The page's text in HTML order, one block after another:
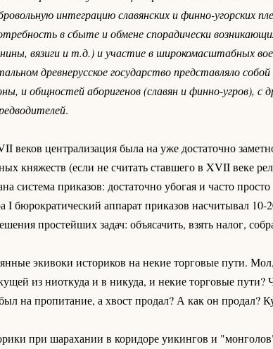
интеграцию славянских и финно-угорских
в сбыте и обмене спорадически
вязиги и т.д.) и участие в широкомасштабных
древнерусское государство представляло
и общностей аборигенов (славян и финно-угров), с
.
централизация была на уже достаточно
княжеств (если не считать ставшего в XVII веке
система приказов: достаточно убогая и часто
I бюрократический аппарат приказов насчитывал 10-
простейших задач: объясачить, взять налог,
экивоки историков на некие торговые пути.
из ниоткуда и в никуда, и некие торговые пути?
на пропитание, а хвост продал? А как он продал?
при шарахании в коридоре уикингов и